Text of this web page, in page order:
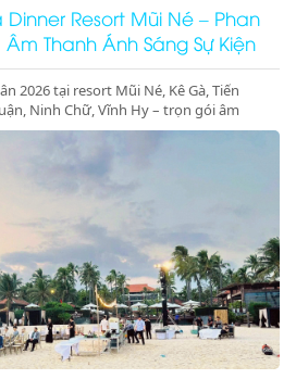
Resort Mũi Né – Phan
Thanh Ánh Sáng Sự Kiện
2026 tại resort Mũi Né, Kê Gà, Tiến
Ninh Chữ, Vĩnh Hy – trọn gói âm
hình LED, concept sự kiện đầu năm